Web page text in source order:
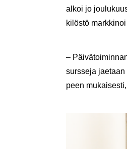
alkoi jo
ki­lös­tö
–
surs­se­ja
peen